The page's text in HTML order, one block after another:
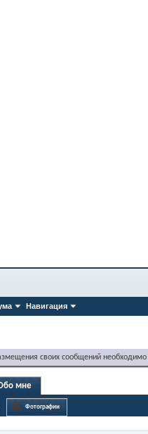
Навигация
своих сообщений необходимо
мне
Фотографии